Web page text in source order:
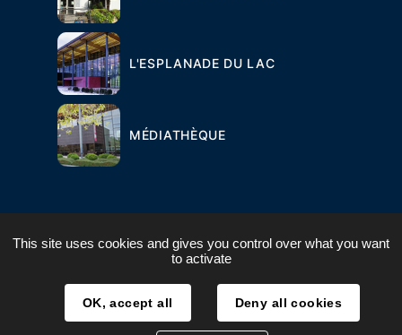
L'ESPLANADE DU LAC
MÉDIATHÈQUE
MENTIONS LÉGALES
This site uses cookies and gives you control over what you want
to activate
OK, accept all Deny all cookies